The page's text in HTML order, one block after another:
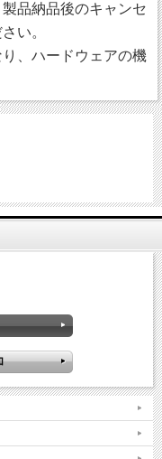
品納品後のキャンセ
い。
、ハードウェアの機